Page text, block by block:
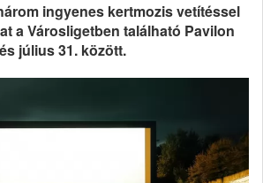
ingyenes kertmozis vetítéssel
a Városligetben található Pavilon
július 31. között.